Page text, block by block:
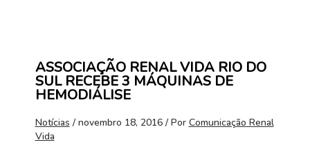
ASSOCIAÇÃO RENAL VIDA RIO DO
SUL RECEBE 3 MÁQUINAS DE
HEMODIÁLISE
Notícias / novembro 18, 2016 / Por Comunicação Renal
Vida